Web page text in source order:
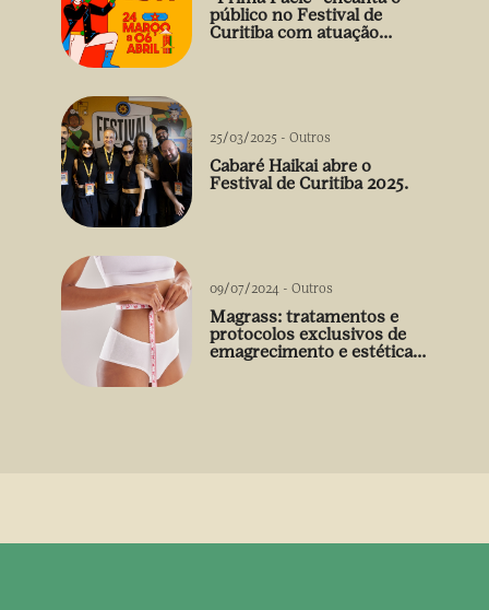
público no Festival de
Curitiba com atuação
25/03/2025 - Outros
Cabaré Haikai abre o
Festival de Curitiba 2025.
09/07/2024 - Outros
Magrass: tratamentos e
protocolos exclusivos de
emagrecimento e estética